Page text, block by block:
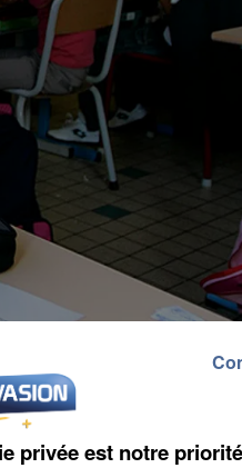
privée est notre priorité